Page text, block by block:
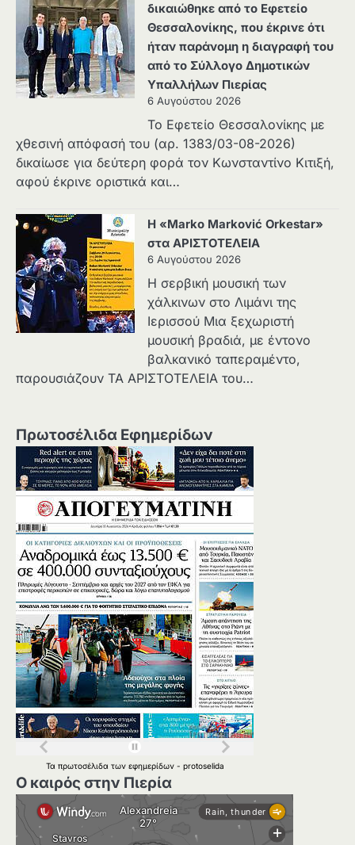
δικαιώθηκε από το Εφετείο
Θεσσαλονίκης, που έκρινε ότι
ήταν παράνομη η διαγραφή του
από το Σύλλογο Δημοτικών
Υπαλλήλων Πιερίας
6 Αυγούστου 2026
Το Εφετείο Θεσσαλονίκης με
χθεσινή απόφασή του (αρ. 1383/03-08-2026)
δικαίωσε για δεύτερη φορά τον Κωνσταντίνο Κιτιξή,
αφού έκρινε οριστικά και…
Η «Marko Marković Orkestar»
στα ΑΡΙΣΤΟΤΕΛΕΙΑ
6 Αυγούστου 2026
Η σερβική μουσική των
χάλκινων στο Λιμάνι της
Ιερισσού Μια ξεχωριστή
μουσική βραδιά, με έντονο
βαλκανικό ταπεραμέντο,
παρουσιάζουν ΤΑ ΑΡΙΣΤΟΤΕΛΕΙΑ του…
Πρωτοσέλιδα Εφημερίδων
Τα πρωτοσέλιδα των εφημερίδων - protoselida
Ο καιρός στην Πιερία